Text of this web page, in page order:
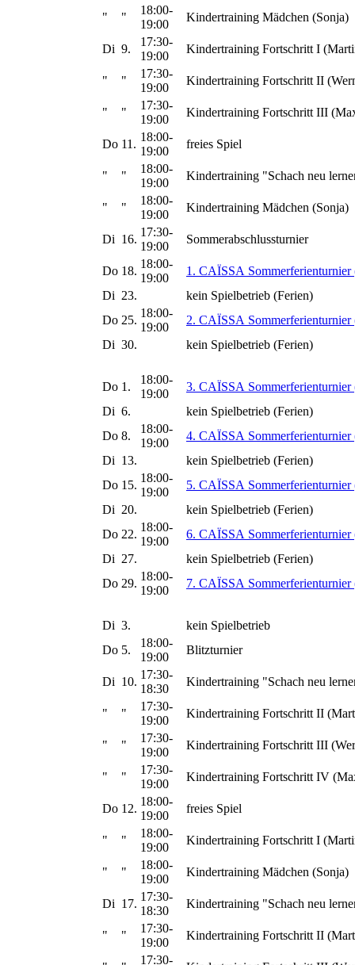
" "
18:00-
19:00
Kindertraining Mädchen (Sonja)
Di 9.
17:30-
19:00
Kindertraining Fortschritt I
" "
17:30-
19:00
Kindertraining Fortschritt II
" "
17:30-
19:00
Kindertraining Fortschritt III
Do 11.
18:00-
19:00
freies Spiel
" "
18:00-
19:00
Kindertraining "Schach neu
" "
18:00-
19:00
Kindertraining Mädchen (Sonja)
Di 16.
17:30-
19:00
Sommerabschlussturnier
Do 18.
18:00-
19:00
1. CAÏSSA Sommerferienturnier
Di 23.
kein Spielbetrieb (Ferien)
Do 25.
18:00-
19:00
2. CAÏSSA Sommerferienturnier
Di 30. kein Spielbetrieb (Ferien)
Do 1.
18:00-
19:00
3. CAÏSSA Sommerferienturnier
Di 6.
kein Spielbetrieb (Ferien)
Do 8.
18:00-
19:00
4. CAÏSSA Sommerferienturnier
Di 13.
kein Spielbetrieb (Ferien)
Do 15.
18:00-
19:00
5. CAÏSSA Sommerferienturnier
Di 20.
kein Spielbetrieb (Ferien)
Do 22.
18:00-
19:00
6. CAÏSSA Sommerferienturnier
Di 27.
kein Spielbetrieb (Ferien)
Do 29.
18:00-
19:00
7. CAÏSSA Sommerferienturnier
Di 3.
kein Spielbetrieb
Do 5.
18:00-
19:00
Blitzturnier
Di 10.
17:30-
18:30
Kindertraining "Schach neu
" "
17:30-
19:00
Kindertraining Fortschritt II
" "
17:30-
19:00
Kindertraining Fortschritt III
" "
17:30-
19:00
Kindertraining Fortschritt IV
Do 12.
18:00-
19:00
freies Spiel
" "
18:00-
19:00
Kindertraining Fortschritt I
" "
18:00-
19:00
Kindertraining Mädchen (Sonja)
Di 17.
17:30-
18:30
Kindertraining "Schach neu
" "
17:30-
19:00
Kindertraining Fortschritt II
17:30-